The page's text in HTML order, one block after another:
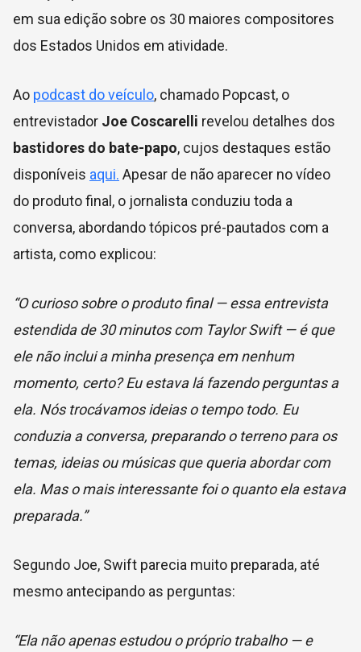
em sua edição sobre os 30 maiores compositores
dos Estados Unidos em atividade.
Ao podcast do veículo, chamado Popcast, o
entrevistador Joe Coscarelli revelou detalhes dos
bastidores do bate-papo, cujos destaques estão
disponíveis aqui. Apesar de não aparecer no vídeo
do produto final, o jornalista conduziu toda a
conversa, abordando tópicos pré-pautados com a
artista, como explicou:
“O curioso sobre o produto final — essa entrevista
estendida de 30 minutos com Taylor Swift — é que
ele não inclui a minha presença em nenhum
momento, certo? Eu estava lá fazendo perguntas a
ela. Nós trocávamos ideias o tempo todo. Eu
conduzia a conversa, preparando o terreno para os
temas, ideias ou músicas que queria abordar com
ela. Mas o mais interessante foi o quanto ela estava
preparada.”
Segundo Joe, Swift parecia muito preparada, até
mesmo antecipando as perguntas:
“Ela não apenas estudou o próprio trabalho — e